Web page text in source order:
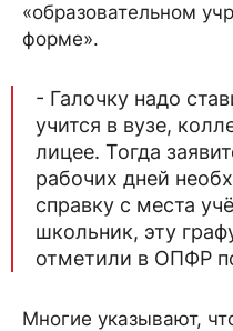
«образовательном
форме».
- Галочку надо
учится в вузе,
лицее. Тогда
рабочих дней
справку с места
школьник, эту
отметили в ОПФР
Многие указывают,